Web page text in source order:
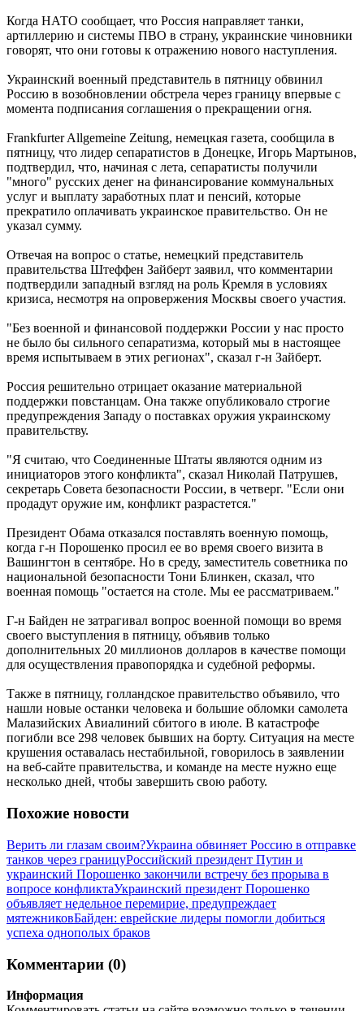
Когда НАТО сообщает, что Россия направляет танки,
артиллерию и системы ПВО в страну, украинские чиновники
говорят, что они готовы к отражению нового наступления.
Украинский военный представитель в пятницу обвинил
Россию в возобновлении обстрела через границу впервые с
момента подписания соглашения о прекращении огня.
Frankfurter Allgemeine Zeitung, немецкая газета, сообщила в
пятницу, что лидер сепаратистов в Донецке, Игорь Мартынов,
подтвердил, что, начиная с лета, сепаратисты получили
"много" русских денег на финансирование коммунальных
услуг и выплату заработных плат и пенсий, которые
прекратило оплачивать украинское правительство. Он не
указал сумму.
Отвечая на вопрос о статье, немецкий представитель
правительства Штеффен Зайберт заявил, что комментарии
подтвердили западный взгляд на роль Кремля в условиях
кризиса, несмотря на опровержения Москвы своего участия.
"Без военной и финансовой поддержки России у нас просто
не было бы сильного сепаратизма, который мы в настоящее
время испытываем в этих регионах", сказал г-н Зайберт.
Россия решительно отрицает оказание материальной
поддержки повстанцам. Она также опубликовало строгие
предупреждения Западу о поставках оружия украинскому
правительству.
"Я считаю, что Соединенные Штаты являются одним из
инициаторов этого конфликта", сказал Николай Патрушев,
секретарь Совета безопасности России, в четверг. "Если они
продадут оружие им, конфликт разрастется."
Президент Обама отказался поставлять военную помощь,
когда г-н Порошенко просил ее во время своего визита в
Вашингтон в сентябре. Но в среду, заместитель советника по
национальной безопасности Тони Блинкен, сказал, что
военная помощь "остается на столе. Мы ее рассматриваем."
Г-н Байден не затрагивал вопрос военной помощи во время
своего выступления в пятницу, объявив только
дополнительных 20 миллионов долларов в качестве помощи
для осуществления правопорядка и судебной реформы.
Также в пятницу, голландское правительство объявило, что
нашли новые останки человека и большие обломки самолета
Малазийских Авиалиний сбитого в июле. В катастрофе
погибли все 298 человек бывших на борту. Ситуация на месте
крушения оставалась нестабильной, говорилось в заявлении
на веб-сайте правительства, и команде на месте нужно еще
несколько дней, чтобы завершить свою работу.
Похожие новости
Верить ли глазам своим?Украина обвиняет Россию в отправке
танков через границуРоссийский президент Путин и
украинский Порошенко закончили встречу без прорыва в
вопросе конфликтаУкраинский президент Порошенко
объявляет недельное перемирие, предупреждает
мятежниковБайден: еврейские лидеры помогли добиться
успеха однополых браков
Комментарии (0)
Информация